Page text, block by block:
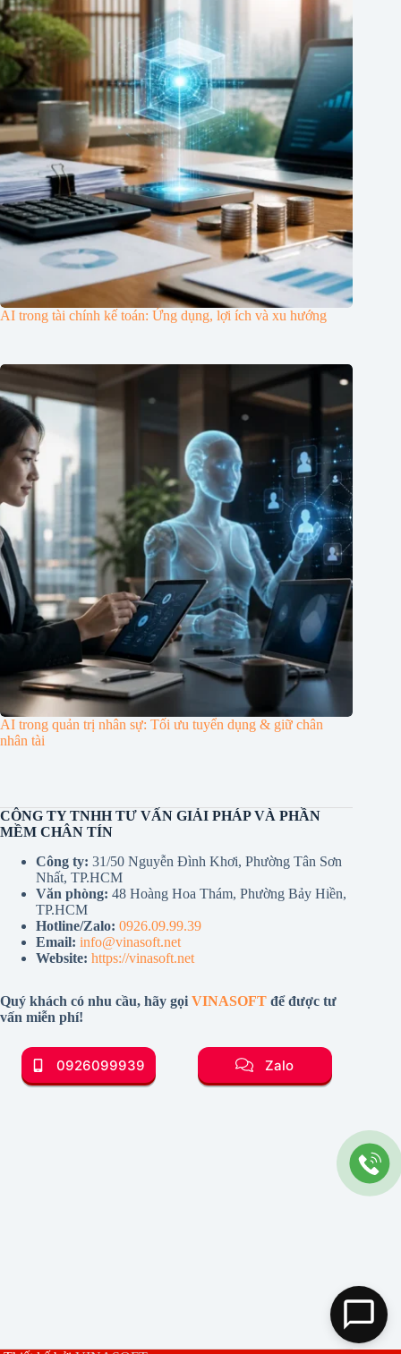
AI trong tài chính kế toán: Ứng dụng, lợi ích và xu hướng
AI trong quản trị nhân sự: Tối ưu tuyển dụng & giữ chân
nhân tài
CÔNG TY TNHH TƯ VẤN GIẢI PHÁP VÀ PHẦN
MỀM CHÂN TÍN
Công ty: 31/50 Nguyễn Đình Khơi, Phường Tân Sơn
Nhất, TP.HCM
Văn phòng: 48 Hoàng Hoa Thám, Phường Bảy Hiền,
TP.HCM
Hotline/Zalo: 0926.09.99.39
Email: info@vinasoft.net
Website: https://vinasoft.net
Quý khách có nhu cầu, hãy gọi VINASOFT để được tư
vấn miễn phí!
0926099939 Zalo